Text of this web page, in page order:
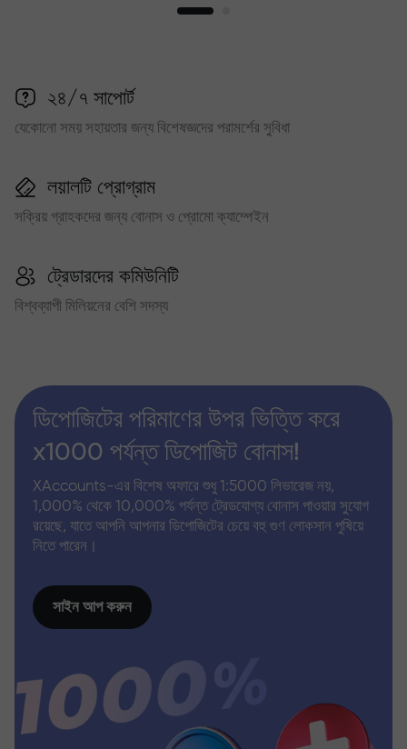
২৪/৭ সাপোর্ট
যেকোনো সময় সহায়তার জন্য বিশেষজ্ঞদের পরামর্শের সুবিধা
লয়ালটি প্রোগ্রাম
সক্রিয় গ্রাহকদের জন্য বোনাস ও প্রোমো ক্যাম্পেইন
ট্রেডারদের কমিউনিটি
বিশ্বব্যাপী মিলিয়নের বেশি সদস্য
ডিপোজিটের পরিমাণের উপর ভিত্তি করে
x1000 পর্যন্ত ডিপোজিট বোনাস!
XAccounts-এর বিশেষ অফারে শুধু 1:5000 লিভারেজ নয়,
1,000% থেকে 10,000% পর্যন্ত ট্রেডযোগ্য বোনাস পাওয়ার সুযোগ
রয়েছে, যাতে আপনি আপনার ডিপোজিটের চেয়ে বহু গুণ লোকসান পুষিয়ে
নিতে পারেন।
সাইন আপ করুন